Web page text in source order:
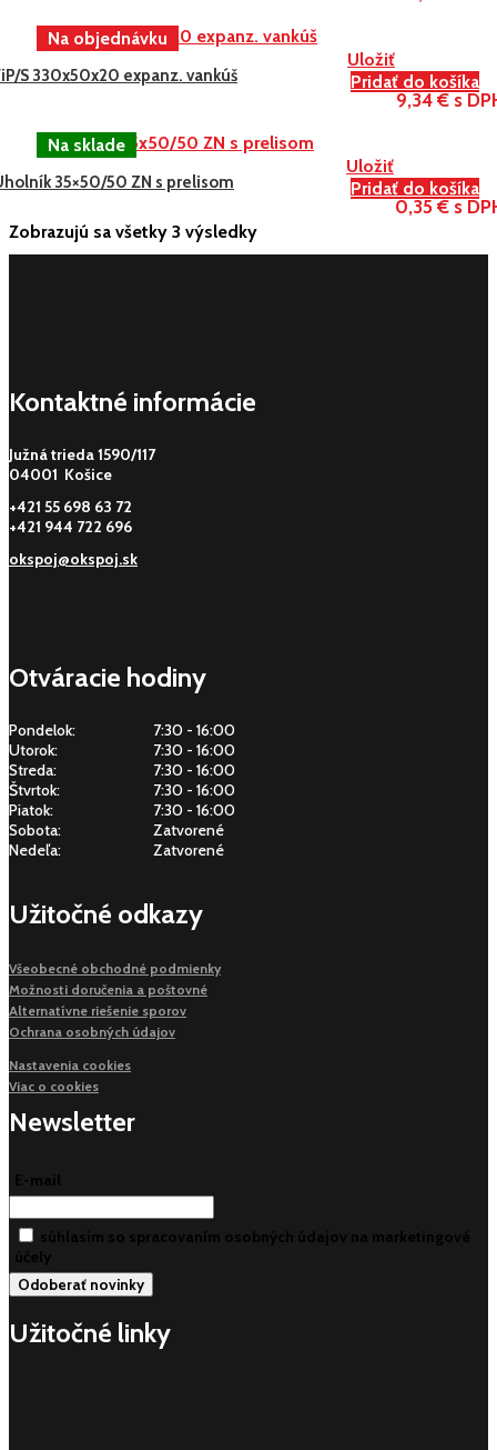
Uložiť
Pridať do košíka
S 330x50x20 expanz. vankúš
9,34 € s
Uložiť
Pridať do košíka
35×50/50 ZN s prelisom
0,35 € s
Zobrazujú sa všetky 3 výsledky
Kontaktné informácie
Južná trieda 1590/117
04001 Košice
+421 55 698 63 72
+421 944 722 696
okspoj@okspoj.sk
Otváracie hodiny
Pondelok:
7:30 - 16:00
Utorok:
7:30 - 16:00
Streda:
7:30 - 16:00
Štvrtok:
7:30 - 16:00
Piatok:
7:30 - 16:00
Sobota:
Zatvorené
Nedeľa:
Zatvorené
Užitočné odkazy
Všeobecné obchodné podmienky
Možnosti doručenia a poštovné
Alternatívne riešenie sporov
Ochrana osobných údajov
Nastavenia cookies
Viac o cookies
Newsletter
E-mail
súhlasim so spracovaním osobných údajov na marketingové
účely
Užitočné linky